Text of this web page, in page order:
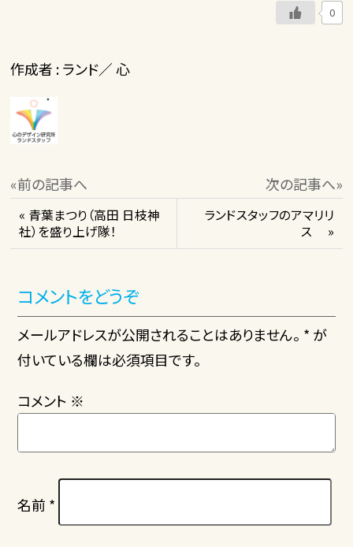
0
作成者 : ランド／ 心
«前の記事へ 次の記事へ»
« 青葉まつり（高田 日枝神
社）を盛り上げ隊！
ランドスタッフのアマリリ
ス »
コメントをどうぞ
メールアドレスが公開されることはありません。 * が
付いている欄は必須項目です。
コメント ※
名前 *